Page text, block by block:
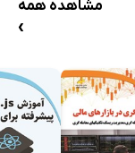
مشاهده همه
›